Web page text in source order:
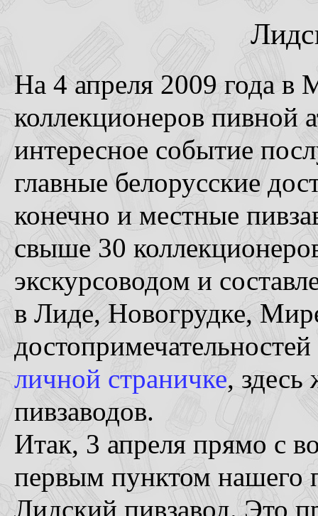
На 4 апреля 2009 года в
коллекционеров пивной
интересное событие
главные белорусские
конечно и местные
свыше 30
экскурсоводом и
в Лиде, Новогрудке,
личной страничке,
пивзаводов.
Итак, 3 апреля прямо с
первым пунктом нашего
Лидский пивзавод. Это